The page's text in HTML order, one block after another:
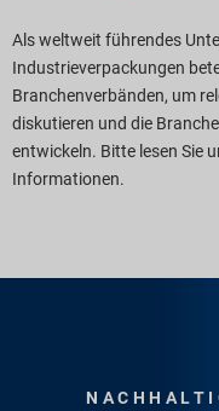
Als weltweit führendes
Industrieverpackungen
Branchenverbänden, um
diskutieren und die
entwickeln. Bitte lesen Sie
Informationen.